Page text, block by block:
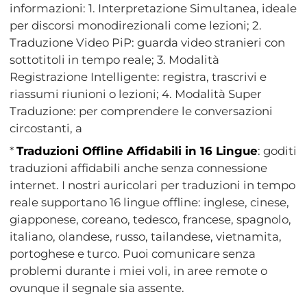
informazioni: 1. Interpretazione Simultanea, ideale
per discorsi monodirezionali come lezioni; 2.
Traduzione Video PiP: guarda video stranieri con
sottotitoli in tempo reale; 3. Modalità
Registrazione Intelligente: registra, trascrivi e
riassumi riunioni o lezioni; 4. Modalità Super
Traduzione: per comprendere le conversazioni
circostanti, a
*Traduzioni Offline Affidabili in 16 Lingue: goditi
traduzioni affidabili anche senza connessione
internet. I nostri auricolari per traduzioni in tempo
reale supportano 16 lingue offline: inglese, cinese,
giapponese, coreano, tedesco, francese, spagnolo,
italiano, olandese, russo, tailandese, vietnamita,
portoghese e turco. Puoi comunicare senza
problemi durante i miei voli, in aree remote o
ovunque il segnale sia assente.